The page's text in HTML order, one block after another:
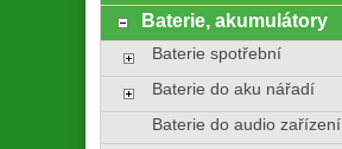
Baterie, akumulátory
Baterie spotřební
Baterie do aku nářadí
Baterie do audio zařízení